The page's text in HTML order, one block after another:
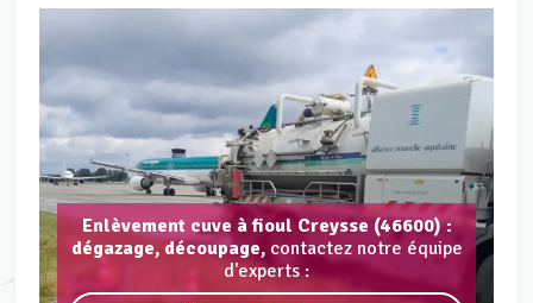
Enlèvement cuve à fioul Creysse (46600) :
dégazage, découpage, contactez notre équipe
d'experts :